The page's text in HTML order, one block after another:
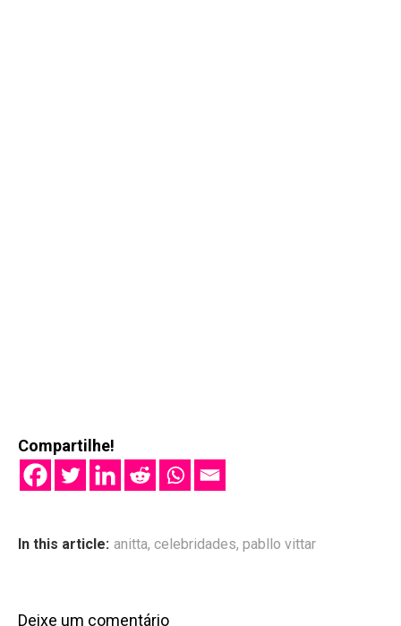
Compartilhe!
In this article: anitta, celebridades, pabllo vittar
Deixe um comentário